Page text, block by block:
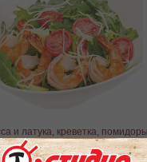
и латука, креветка,
винный уксус